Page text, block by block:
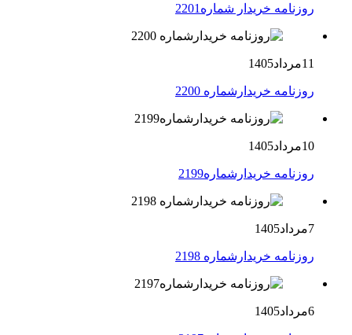
روزنامه خریدار شماره2201
11مرداد1405
روزنامه خریدارشماره 2200
10مرداد1405
روزنامه خریدارشماره2199
7مرداد1405
روزنامه خریدارشماره 2198
6مرداد1405